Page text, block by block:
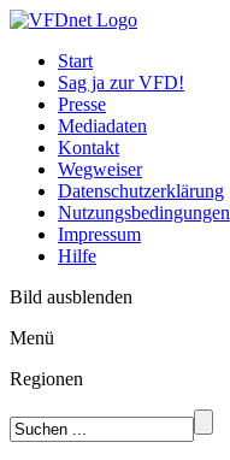
Start
Sag ja zur VFD!
Presse
Mediadaten
Kontakt
Wegweiser
Datenschutzerklärung
Nutzungsbedingungen
Impressum
Hilfe
Bild ausblenden
Menü
Regionen